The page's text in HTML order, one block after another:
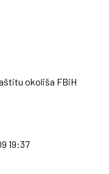
okoliša FBiH
19:37